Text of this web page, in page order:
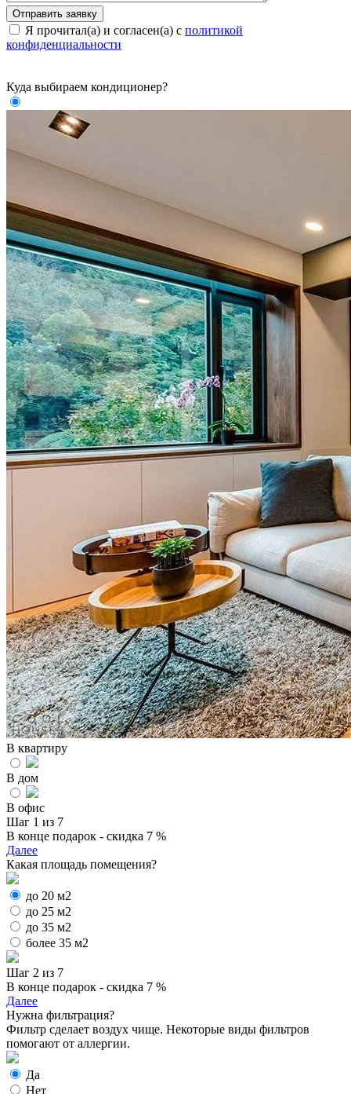
Я прочитал(а) и согласен(а) с политикой
конфиденциальности
Куда выбираем кондиционер?
В квартиру
В дом
В офис
Шаг 1 из 7
В конце подарок - скидка 7 %
Далее
Какая площадь помещения?
до 20 м2
до 25 м2
до 35 м2
более 35 м2
Шаг 2 из 7
В конце подарок - скидка 7 %
Далее
Нужна фильтрация?
Фильтр сделает воздух чище. Некоторые виды фильтров
помогают от аллергии.
Да
Нет